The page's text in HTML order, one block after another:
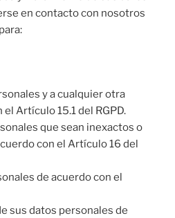
en contacto con nosotros
y a cualquier otra
Artículo 15.1 del RGPD.
que sean inexactos o
con el Artículo 16 del
de acuerdo con el
sus datos personales de